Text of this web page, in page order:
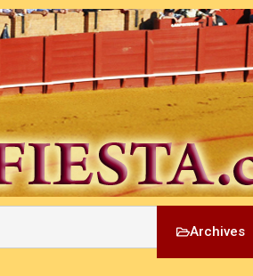
Archives